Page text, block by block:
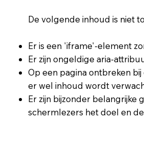
De volgende inhoud is niet
Er is een 'iframe'-element
Er zijn ongeldige aria-
Op een pagina ontbreken
er wel inhoud wordt
Er zijn bijzonder
schermlezers het doel en de